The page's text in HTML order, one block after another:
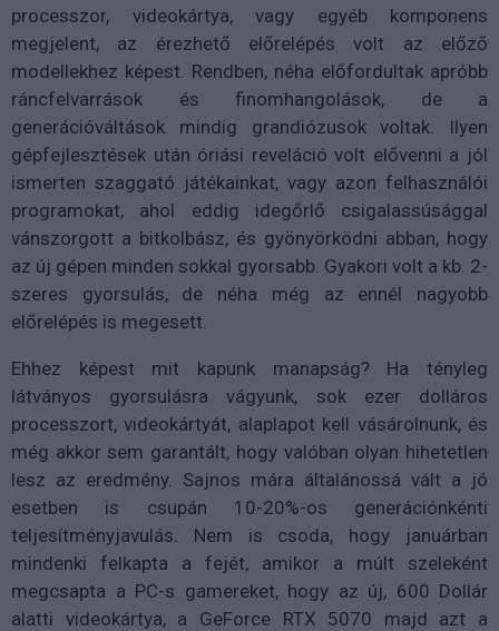
processzor, videokártya, vagy egyéb komponens
megjelent, az érezhető előrelépés volt az előző
modellekhez képest. Rendben, néha előfordultak apróbb
ráncfelvarrások és finomhangolások, de a
generációváltások mindig grandiózusok voltak. Ilyen
gépfejlesztések után óriási reveláció volt elővenni a jól
ismerten szaggató játékainkat, vagy azon felhasználói
programokat, ahol eddig idegőrlő csigalassúsággal
vánszorgott a bitkolbász, és gyönyörködni abban, hogy
az új gépen minden sokkal gyorsabb. Gyakori volt a kb. 2-
szeres gyorsulás, de néha még az ennél nagyobb
előrelépés is megesett.
Ehhez képest mit kapunk manapság? Ha tényleg
látványos gyorsulásra vágyunk, sok ezer dolláros
processzort, videokártyát, alaplapot kell vásárolnunk, és
még akkor sem garantált, hogy valóban olyan hihetetlen
lesz az eredmény. Sajnos mára általánossá vált a jó
esetben is csupán 10-20%-os generációnkénti
teljesítményjavulás. Nem is csoda, hogy januárban
mindenki felkapta a fejét, amikor a múlt szeleként
megcsapta a PC-s gamereket, hogy az új, 600 Dollár
alatti videokártya, a GeForce RTX 5070 majd azt a